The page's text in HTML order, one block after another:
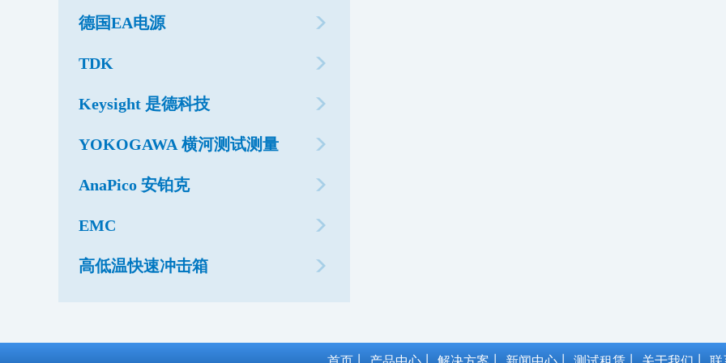
德国EA电源
TDK
Keysight 是德科技
YOKOGAWA 横河测试测量
AnaPico 安铂克
EMC
高低温快速冲击箱